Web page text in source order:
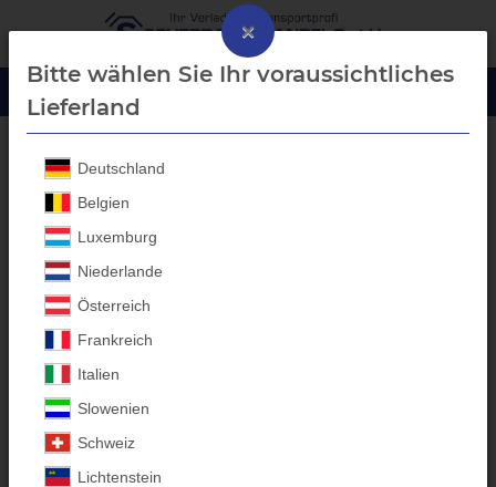
GIASCO S3 Sicherheitsschuhe
×
Bitte wählen Sie Ihr voraussichtliches
Lieferland
Deutschland
Belgien
Luxemburg
Niederlande
Österreich
Frankreich
Italien
Slowenien
Schweiz
Lichtenstein